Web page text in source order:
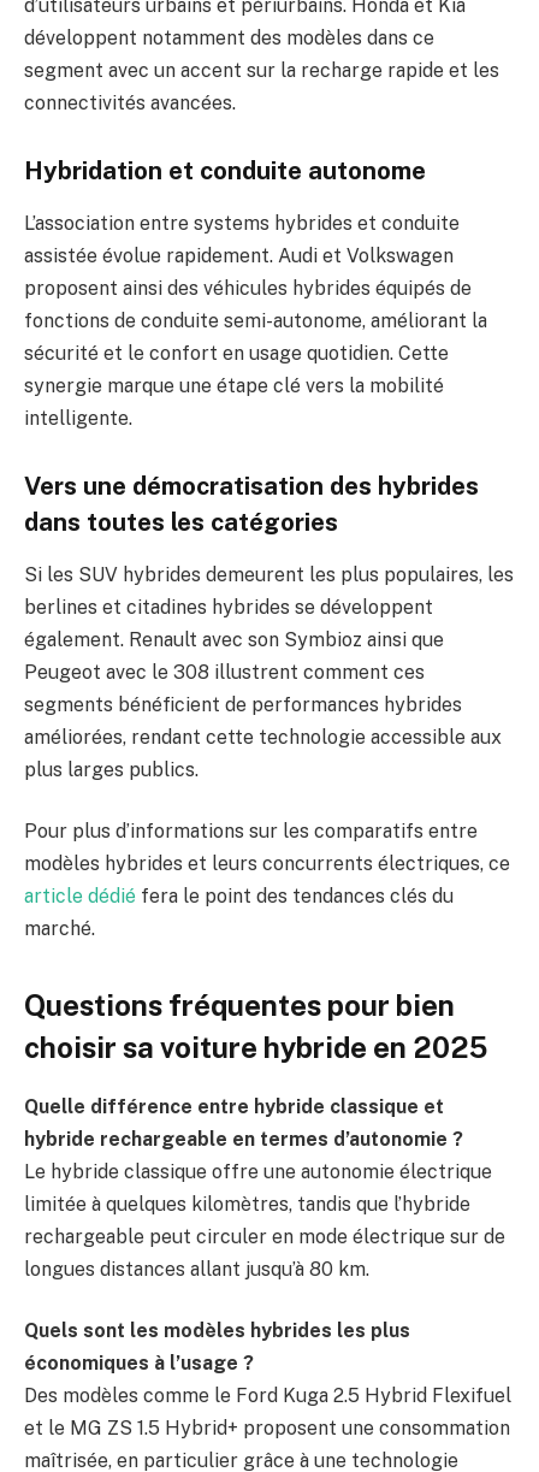
d’utilisateurs urbains et périurbains. Honda et Kia
développent notamment des modèles dans ce
segment avec un accent sur la recharge rapide et les
connectivités avancées.
Hybridation et conduite autonome
L’association entre systems hybrides et conduite
assistée évolue rapidement. Audi et Volkswagen
proposent ainsi des véhicules hybrides équipés de
fonctions de conduite semi-autonome, améliorant la
sécurité et le confort en usage quotidien. Cette
synergie marque une étape clé vers la mobilité
intelligente.
Vers une démocratisation des hybrides
dans toutes les catégories
Si les SUV hybrides demeurent les plus populaires, les
berlines et citadines hybrides se développent
également. Renault avec son Symbioz ainsi que
Peugeot avec le 308 illustrent comment ces
segments bénéficient de performances hybrides
améliorées, rendant cette technologie accessible aux
plus larges publics.
Pour plus d’informations sur les comparatifs entre
modèles hybrides et leurs concurrents électriques, ce
article dédié fera le point des tendances clés du
marché.
Questions fréquentes pour bien
choisir sa voiture hybride en 2025
Quelle différence entre hybride classique et
hybride rechargeable en termes d’autonomie ?
Le hybride classique offre une autonomie électrique
limitée à quelques kilomètres, tandis que l’hybride
rechargeable peut circuler en mode électrique sur de
longues distances allant jusqu’à 80 km.
Quels sont les modèles hybrides les plus
économiques à l’usage ?
Des modèles comme le Ford Kuga 2.5 Hybrid Flexifuel
et le MG ZS 1.5 Hybrid+ proposent une consommation
maîtrisée, en particulier grâce à une technologie